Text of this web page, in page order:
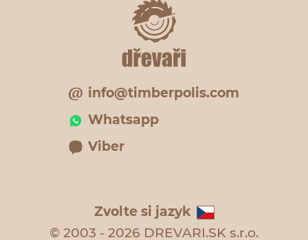
info@timberpolis.com
Whatsapp
Viber
Zvolte si jazyk
© 2003 - 2026 DREVARI.SK s.r.o.